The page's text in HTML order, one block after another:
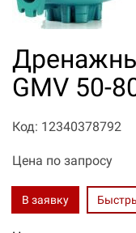
GMV 50-
Код: 12340378792
Цена по запросу
В заявку